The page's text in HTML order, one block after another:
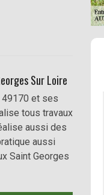
Sur Loire
49170 et ses
tous travaux
aussi des
aussi
Saint Georges